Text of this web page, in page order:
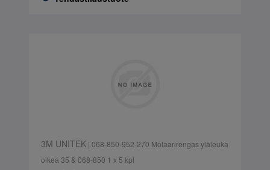
3M UNITEK| 068-850-952-270 Molaarirengas yläleuka
oikea 35 & 068-850 1 x 5 kpl